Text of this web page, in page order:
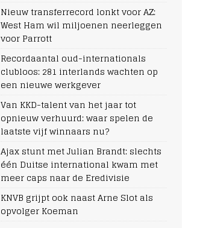
Nieuw transferrecord lonkt voor AZ:
West Ham wil miljoenen neerleggen
voor Parrott
Recordaantal oud-internationals
clubloos: 281 interlands wachten op
een nieuwe werkgever
Van KKD-talent van het jaar tot
opnieuw verhuurd: waar spelen de
laatste vijf winnaars nu?
Ajax stunt met Julian Brandt: slechts
één Duitse international kwam met
meer caps naar de Eredivisie
KNVB grijpt ook naast Arne Slot als
opvolger Koeman